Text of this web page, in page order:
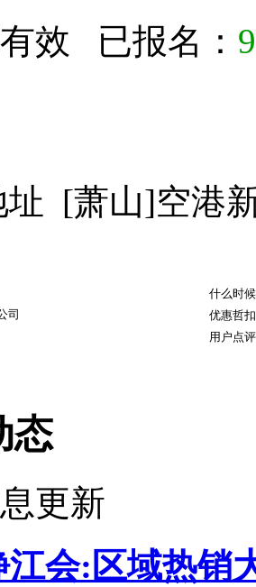
效 已报名：
址 [萧山]空港
什么时
司
优惠哲扣
用户点评
态
更新
江会:区域热销